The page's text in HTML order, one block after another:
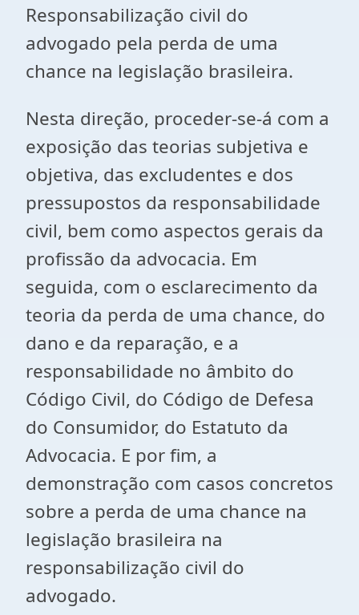
Responsabilização civil do
advogado pela perda de uma
chance na legislação brasileira.
Nesta direção, proceder-se-á com a
exposição das teorias subjetiva e
objetiva, das excludentes e dos
pressupostos da responsabilidade
civil, bem como aspectos gerais da
profissão da advocacia. Em
seguida, com o esclarecimento da
teoria da perda de uma chance, do
dano e da reparação, e a
responsabilidade no âmbito do
Código Civil, do Código de Defesa
do Consumidor, do Estatuto da
Advocacia. E por fim, a
demonstração com casos concretos
sobre a perda de uma chance na
legislação brasileira na
responsabilização civil do
advogado.